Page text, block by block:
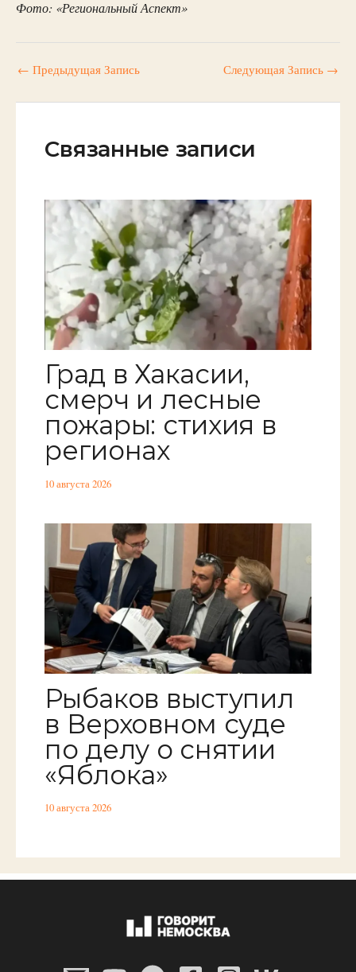
Фото: «Региональный Аспект»
← Предыдущая Запись Следующая Запись →
Связанные записи
Град в Хакасии,
смерч и лесные
пожары: стихия в
регионах
10 августа 2026
Рыбаков выступил
в Верховном суде
по делу о снятии
«Яблока»
10 августа 2026